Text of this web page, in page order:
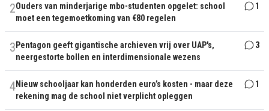
2Ouders van minderjarige mbo-studenten opgelet: school
moet een tegemoetkoming van €80 regelen
1
3 Pentagon geeft gigantische archieven vrij over UAP's,
neergestorte bollen en interdimensionale wezens
3
4Nieuw schooljaar kan honderden euro’s kosten - maar deze
rekening mag de school niet verplicht opleggen
1